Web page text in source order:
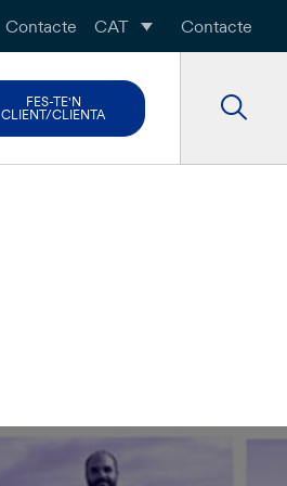
Contacte CAT Contacte
FES-TE'N
CLIENT/CLIENTA